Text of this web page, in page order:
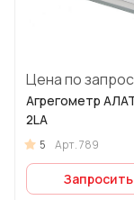
Цена по
Агрегометр
2LA
5 Арт.789